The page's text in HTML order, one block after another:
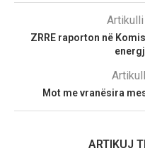
ZRRE raporton në
Mot me vranësira
ARTIKUJ